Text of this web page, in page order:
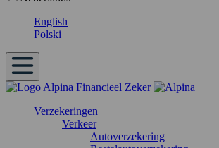
English
Polski
Verzekeringen
Verkeer
Autoverzekering